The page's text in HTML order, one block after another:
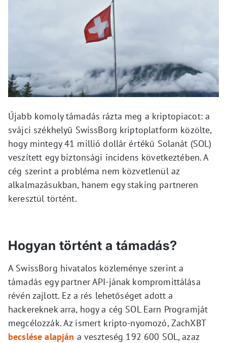
Újabb komoly támadás rázta meg a kriptopiacot: a
svájci székhelyű SwissBorg kriptoplatform közölte,
hogy mintegy 41 millió dollár értékű Solanát (SOL)
veszített egy biztonsági incidens következtében. A
cég szerint a probléma nem közvetlenül az
alkalmazásukban, hanem egy staking partneren
keresztül történt.
Hogyan történt a támadás?
A SwissBorg hivatalos közleménye szerint a
támadás egy partner API-jának kompromittálása
révén zajlott. Ez a rés lehetőséget adott a
hackereknek arra, hogy a cég SOL Earn Programját
megcélozzák. Az ismert kripto-nyomozó, ZachXBT
becslése alapján a veszteség 192 600 SOL, azaz